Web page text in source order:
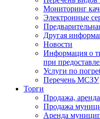
Мониторинг
Электронные
Другая
Новости
Информация о
при
Услуги по
Перечень МСЗУ
Торги
Продажа,
Продажа
Аренда